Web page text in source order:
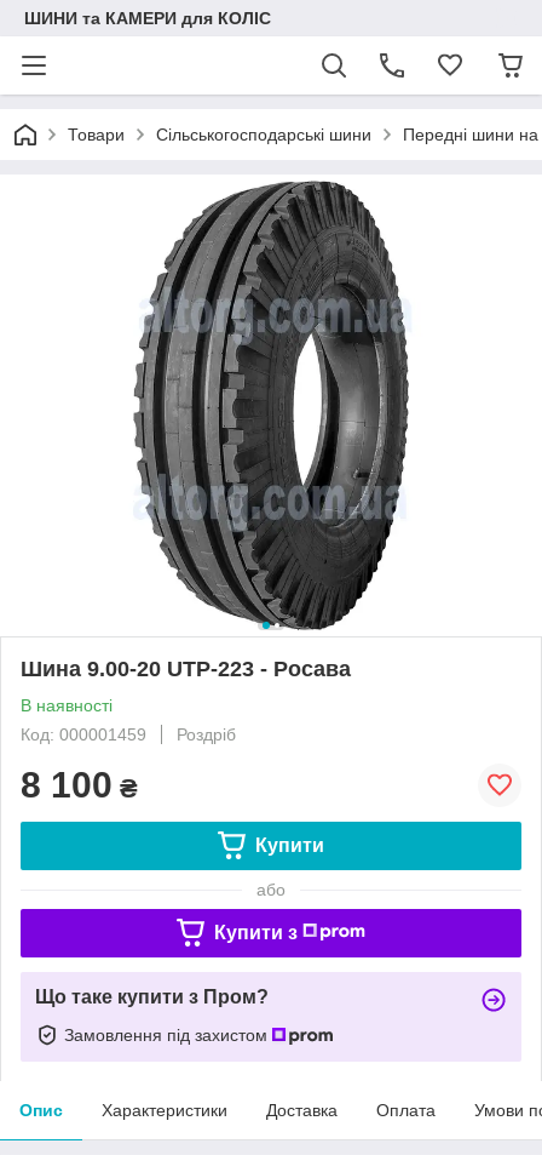
ШИНИ та КАМЕРИ для КОЛІС
Товари Сільськогосподарські шини Передні шини на
Шина 9.00-20 UTP-223 - Росава
В наявності
Код: 000001459
Роздріб
8 100 ₴
Купити
або
Купити з
Що таке купити з Пром?
Замовлення під захистом
Опис Характеристики Доставка Оплата Умови